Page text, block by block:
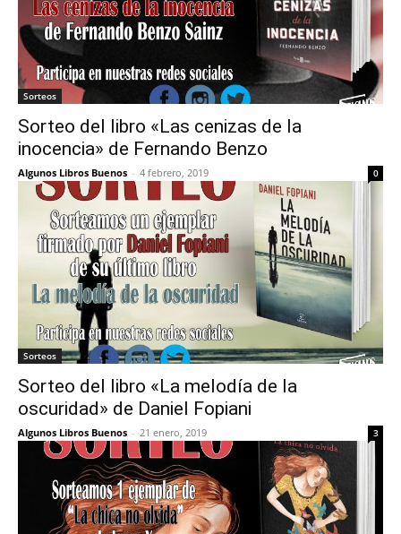
Sorteos
Sorteo del libro «Las cenizas de la
inocencia» de Fernando Benzo
Algunos Libros Buenos - 4 febrero, 2019 0
Sorteos
Sorteo del libro «La melodía de la
oscuridad» de Daniel Fopiani
Algunos Libros Buenos - 21 enero, 2019 3